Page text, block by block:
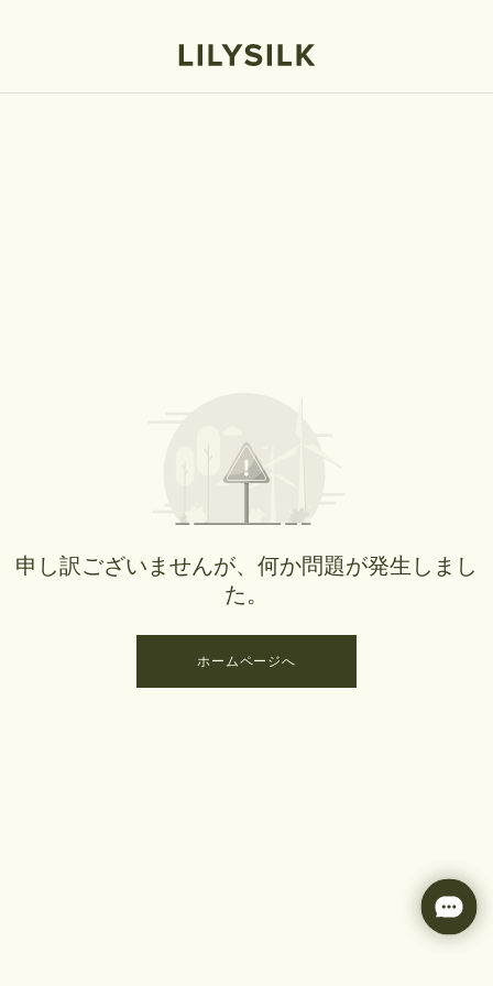
申し訳ございませんが、何か問題が発生しまし
た。
ホームページへ